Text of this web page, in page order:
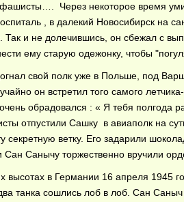
фашисты…. Через некоторое время
, в далекий Новосибирск на
Так и не долечившись, он сбежал с
ему старую одежонку, чтобы
свой полк уже в Польше, под
он встретил того самого
обрадовался : « Я тебя полгода
отпустили Сашку в авиаполк на
секретную ветку. Его задарили
Сан Санычу торжественно вручили
высотах в Германии 16 апреля 1945
танка сошлись лоб в лоб. Сан